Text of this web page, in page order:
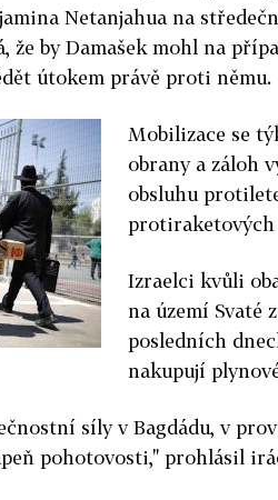
Netanjahua na
že by Damašek mohl na
útokem právě proti němu.
Mobilizace se
obrany a záloh
obsluhu
protiraketových
Izraelci kvůli
na území Svaté
posledních
nakupují
síly v Bagdádu, v
pohotovosti," prohlásil